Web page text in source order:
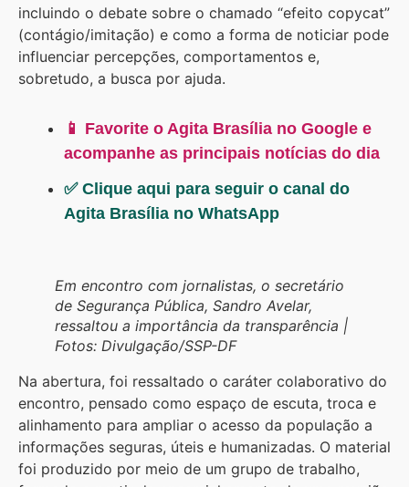
incluindo o debate sobre o chamado “efeito copycat”
(contágio/imitação) e como a forma de noticiar pode
influenciar percepções, comportamentos e,
sobretudo, a busca por ajuda.
📱 Favorite o Agita Brasília no Google e
acompanhe as principais notícias do dia
✅ Clique aqui para seguir o canal do
Agita Brasília no WhatsApp
Em encontro com jornalistas, o secretário
de Segurança Pública, Sandro Avelar,
ressaltou a importância da transparência |
Fotos: Divulgação/SSP-DF
Na abertura, foi ressaltado o caráter colaborativo do
encontro, pensado como espaço de escuta, troca e
alinhamento para ampliar o acesso da população a
informações seguras, úteis e humanizadas. O material
foi produzido por meio de um grupo de trabalho,